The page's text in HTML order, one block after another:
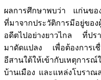
ผลการศึกษาพบว่า แก่นขอ
ที่มาจากประวัติการมีอยู่ขอ
อดีตไปอย่างยาวไกล ที่ปร
มาดัดแปลง เพื่อต้องการเ
อีสานใต้ให้เข้ากับเหตุกา
บ้านเมือง และแหล่งโบรา